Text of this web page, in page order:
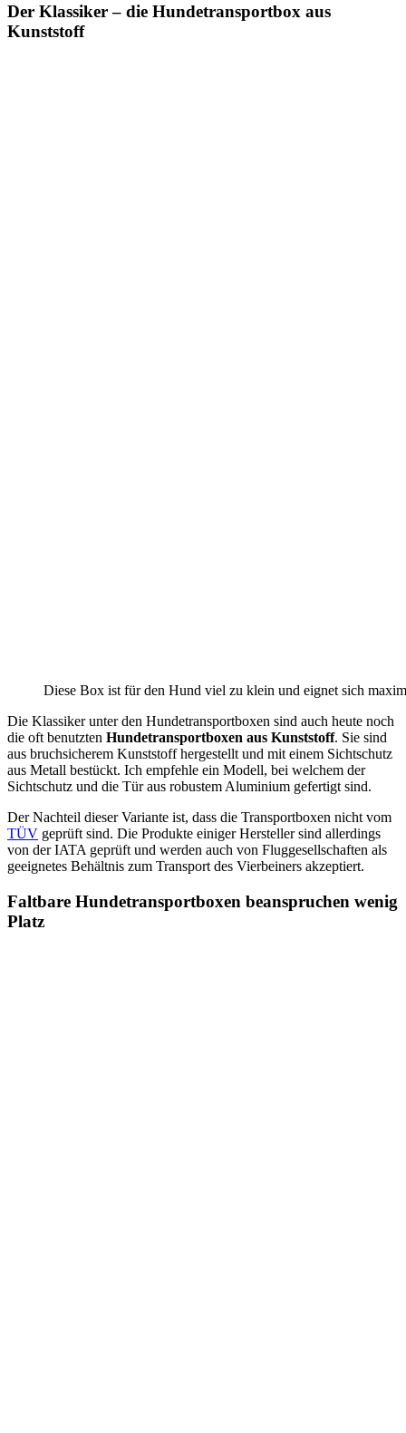
Der Klassiker – die Hundetransportbox aus
Kunststoff
Diese Box ist für den Hund viel zu klein und eignet sich
Die Klassiker unter den Hundetransportboxen sind auch heute noch
die oft benutzten Hundetransportboxen aus Kunststoff. Sie sind
aus bruchsicherem Kunststoff hergestellt und mit einem Sichtschutz
aus Metall bestückt. Ich empfehle ein Modell, bei welchem der
Sichtschutz und die Tür aus robustem Aluminium gefertigt sind.
Der Nachteil dieser Variante ist, dass die Transportboxen nicht vom
TÜV geprüft sind. Die Produkte einiger Hersteller sind allerdings
von der IATA geprüft und werden auch von Fluggesellschaften als
geeignetes Behältnis zum Transport des Vierbeiners akzeptiert.
Faltbare Hundetransportboxen beanspruchen wenig
Platz